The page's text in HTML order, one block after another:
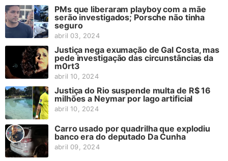
PMs que liberaram playboy com a mãe
serão investigados; Porsche não tinha
seguro
abril 03, 2024
Justiça nega exumação de Gal Costa, mas
pede investigação das circunstâncias da
m0rt3
abril 10, 2024
Justiça do Rio suspende multa de R$ 16
milhões a Neymar por lago artificial
abril 10, 2024
Carro usado por quadrilha que explodiu
banco era do deputado Da Cunha
abril 09, 2024